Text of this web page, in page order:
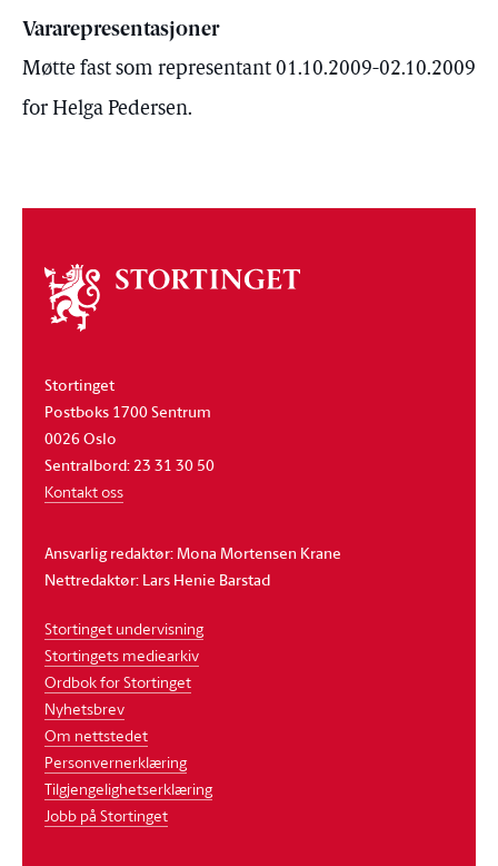
Vararepresentasjoner
Møtte fast som representant 01.10.2009-02.10.2009
for Helga Pedersen.
Om
stortinget
Stortinget
Postboks 1700 Sentrum
0026 Oslo
Sentralbord: 23 31 30 50
Kontakt oss
Ansvarlig redaktør: Mona Mortensen Krane
Nettredaktør: Lars Henie Barstad
Stortinget undervisning
Stortingets mediearkiv
Ordbok for Stortinget
Nyhetsbrev
Om nettstedet
Personvernerklæring
Tilgjengelighetserklæring
Jobb på Stortinget